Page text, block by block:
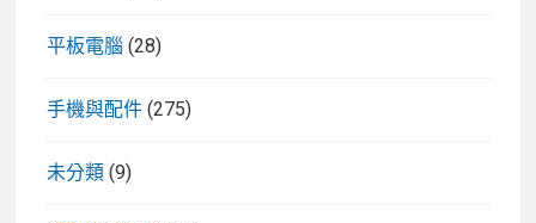
平板電腦 (28)
手機與配件 (275)
未分類 (9)